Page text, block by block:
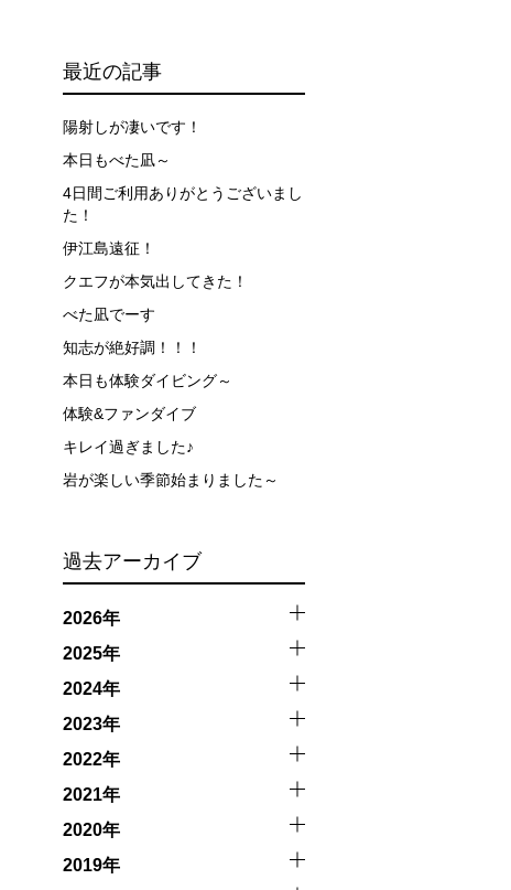
最近の記事
陽射しが凄いです！
本日もべた凪～
4日間ご利用ありがとうございまし
た！
伊江島遠征！
クエフが本気出してきた！
べた凪でーす
知志が絶好調！！！
本日も体験ダイビング～
体験&ファンダイブ
キレイ過ぎました♪
岩が楽しい季節始まりました～
過去アーカイブ
2026年
2025年
2024年
2023年
2022年
2021年
2020年
2019年
合があります。そのため、原則として緊急時やガイドの指
る人間を嫌がってしまうと、その後スイムで近づくことが
きなかった場合や、クジラを発見できなかった場合でも返
う場合が多くなります。泳力や体力に自信のない方、また
参加をお断りする場合があります。スキンダイビングの経
承ください。これまでの経験については当日ご申告いただ
によってトラブルが発生する可能性があります。さらに、
として傷害や損害が発生する場合があります。またホエー
とガイド、船舶の保有者及び船長に対して損害賠償を請求